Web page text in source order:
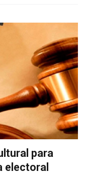
para
electoral